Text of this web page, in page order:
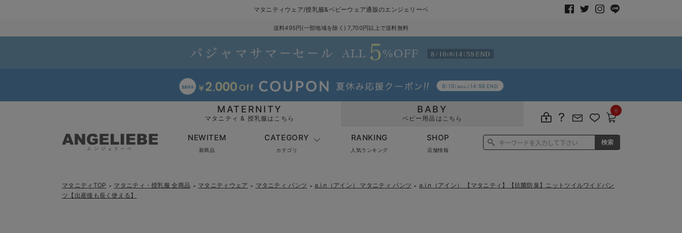
マタニティウェア/授乳服&ベビーウェア通販のエンジェリーベ
送料495円(一部地域を除く) 7,700円以上で送料無料
MATERNITY
マタニティ & 授乳服はこちら
BABY
ベビー用品はこちら
0
NEWITEM
新商品
CATEGORY
カテゴリ
RANKING
人気ランキング
SHOP
店舗情報
マタニティTOP ＞ マタニティ・授乳服 全商品 ＞ マタニティウェア ＞ マタニティ パンツ ＞ a.i.n（アイン） マタニティ パンツ ＞
a.i.n（アイン） 【マタニティ】【抗菌防臭】ニットツイルワイドパン
ツ【出産後も長く使える】